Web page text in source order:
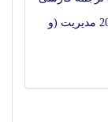
دانلود جدیدترین مقالات ترجمه شده 2024 مديريت (و